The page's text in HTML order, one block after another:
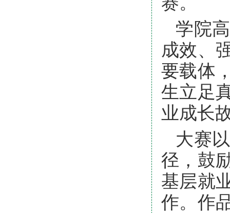
学院
成效、
要载体
生立足
业成长
大赛以
径，鼓
基层就
作。作